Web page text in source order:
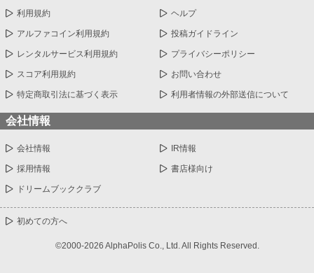
利用規約 ヘルプ
アルファコイン利用規約 投稿ガイドライン
レンタルサービス利用規約 プライバシーポリシー
スコア利用規約 お問い合わせ
特定商取引法に基づく表示 利用者情報の外部送信について
会社情報
会社情報 IR情報
採用情報 書店様向け
ドリームブッククラブ
初めての方へ
©2000-2026 AlphaPolis Co., Ltd. All Rights Reserved.